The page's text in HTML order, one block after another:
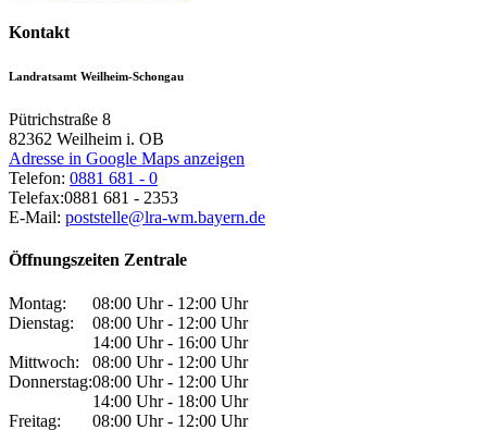
Kontakt
Landratsamt Weilheim-Schongau
Pütrichstraße 8
82362 Weilheim i. OB
Adresse in Google Maps anzeigen
Telefon: 0881 681 - 0
Telefax:0881 681 - 2353
E-Mail: poststelle@lra-wm.bayern.de
Öffnungszeiten Zentrale
Montag:
08:00 Uhr - 12:00 Uhr
Dienstag:
08:00 Uhr - 12:00 Uhr
14:00 Uhr - 16:00 Uhr
Mittwoch:
08:00 Uhr - 12:00 Uhr
Donnerstag:08:00 Uhr - 12:00 Uhr
14:00 Uhr - 18:00 Uhr
Freitag:
08:00 Uhr - 12:00 Uhr